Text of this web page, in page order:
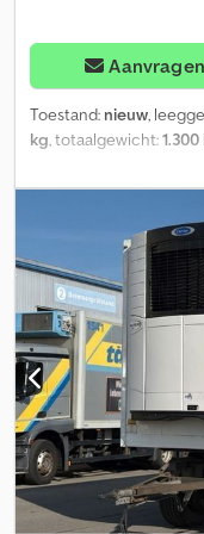
Aanvragen
Toestand: nieuw,
kg, totaalgewicht:1.300
1.800 mm, totale
aanhangerrem:
met koeling WMK4
totaalgewicht 1300 kg
Afmetingen laadruimte
afmetingen (L x B x H)
laadhoogte ca. 54 cm *
met remmen *
As(sen), V-dissel,
versterkt * 4 zware
Verlichtingsbalk,
houten vloer
(zeefdruk-hout) aan de